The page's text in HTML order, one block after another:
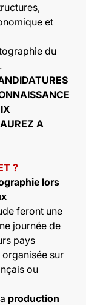
et
du
.
A
?
lors
feront une
journée de
pays
sur
ou
production